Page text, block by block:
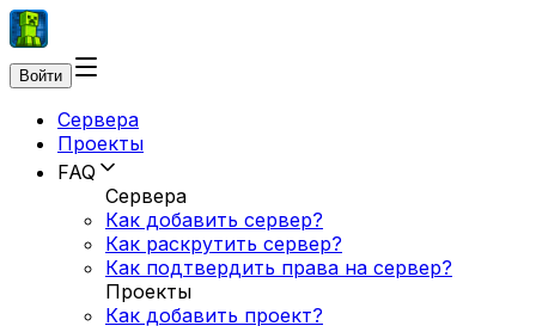
Войти
Сервера
Проекты
FAQ
Сервера
Как добавить сервер?
Как раскрутить сервер?
Как подтвердить права на сервер?
Проекты
Как добавить проект?